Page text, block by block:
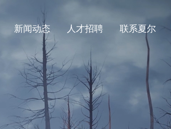
新闻动态 人才招聘 联系夏尔